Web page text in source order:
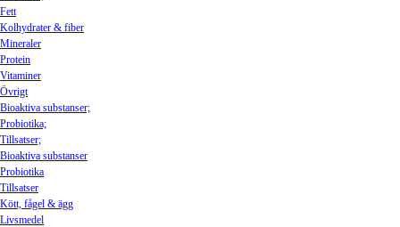
Fett
Kolhydrater & fiber
Mineraler
Protein
Vitaminer
Övrigt
Bioaktiva substanser;
Probiotika;
Tillsatser;
Bioaktiva substanser
Probiotika
Tillsatser
Kött, fågel & ägg
Livsmedel